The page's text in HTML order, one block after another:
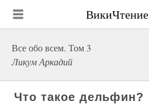
ВикиЧтение
Все обо всем. Том 3
Ликум Аркадий
Что такое дельфин?